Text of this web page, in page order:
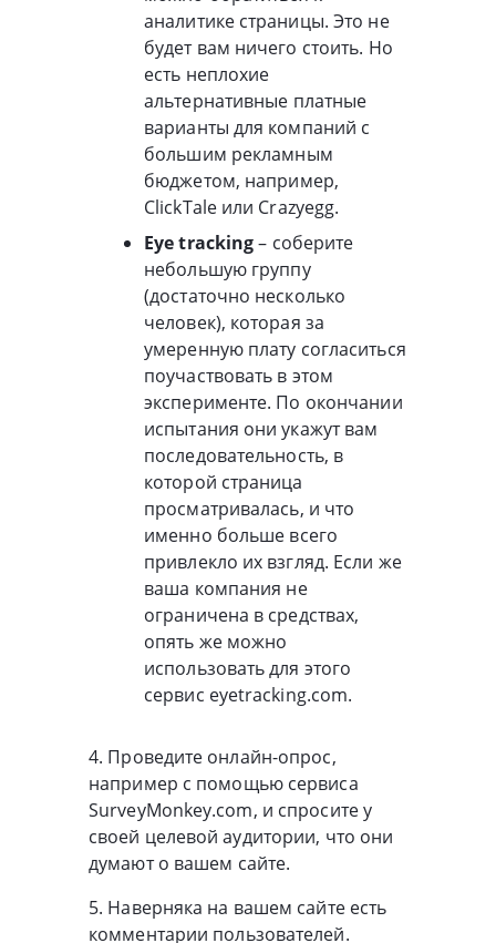
аналитике страницы. Это не
будет вам ничего стоить. Но
есть неплохие
альтернативные платные
варианты для компаний с
большим рекламным
бюджетом, например,
ClickTale или Crazyegg.
Eye tracking– соберите
небольшую группу
(достаточно несколько
человек), которая за
умеренную плату согласиться
поучаствовать в этом
эксперименте. По окончании
испытания они укажут вам
последовательность, в
которой страница
просматривалась, и что
именно больше всего
привлекло их взгляд. Если же
ваша компания не
ограничена в средствах,
опять же можно
использовать для этого
сервис eyetracking.com.
4. Проведите онлайн-опрос,
например с помощью сервиса
SurveyMonkey.com, и спросите у
своей целевой аудитории, что они
думают о вашем сайте.
5. Наверняка на вашем сайте есть
комментарии пользователей.